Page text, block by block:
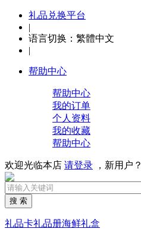
礼品兑换平台
|
语言切换： 繁體中文
|
帮助中心
帮助中心
我的订单
个人资料
我的收藏
帮助中心
欢迎光临本店 请登录 ，新用户？
搜 索
礼品卡礼品册海鲜礼盒